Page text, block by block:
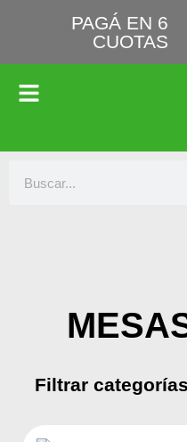
PAGÁ EN 6
CUOTAS
Filtrar categorías